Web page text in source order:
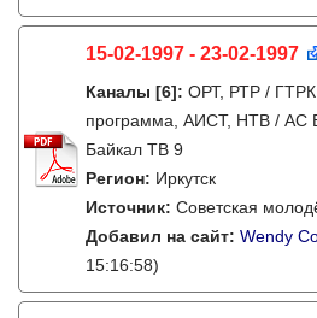
15-02-1997 - 23-02-1997
Каналы [6]: ОРТ, РТР /
программа, АИСТ, НТВ / АС
Байкал ТВ 9
Регион: Иркутск
Источник: Советская
Добавил на сайт: Wendy
15:16:58)